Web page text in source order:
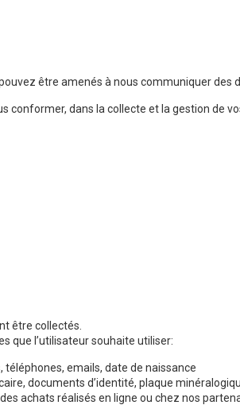
être amenés à nous communiquer des
dans la collecte et la gestion de
être collectés.
que l’utilisateur souhaite utiliser:
emails, date de naissance
documents d’identité, plaque
achats réalisés en ligne ou chez nos